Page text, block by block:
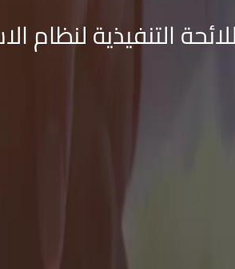
التنفيذية لنظام